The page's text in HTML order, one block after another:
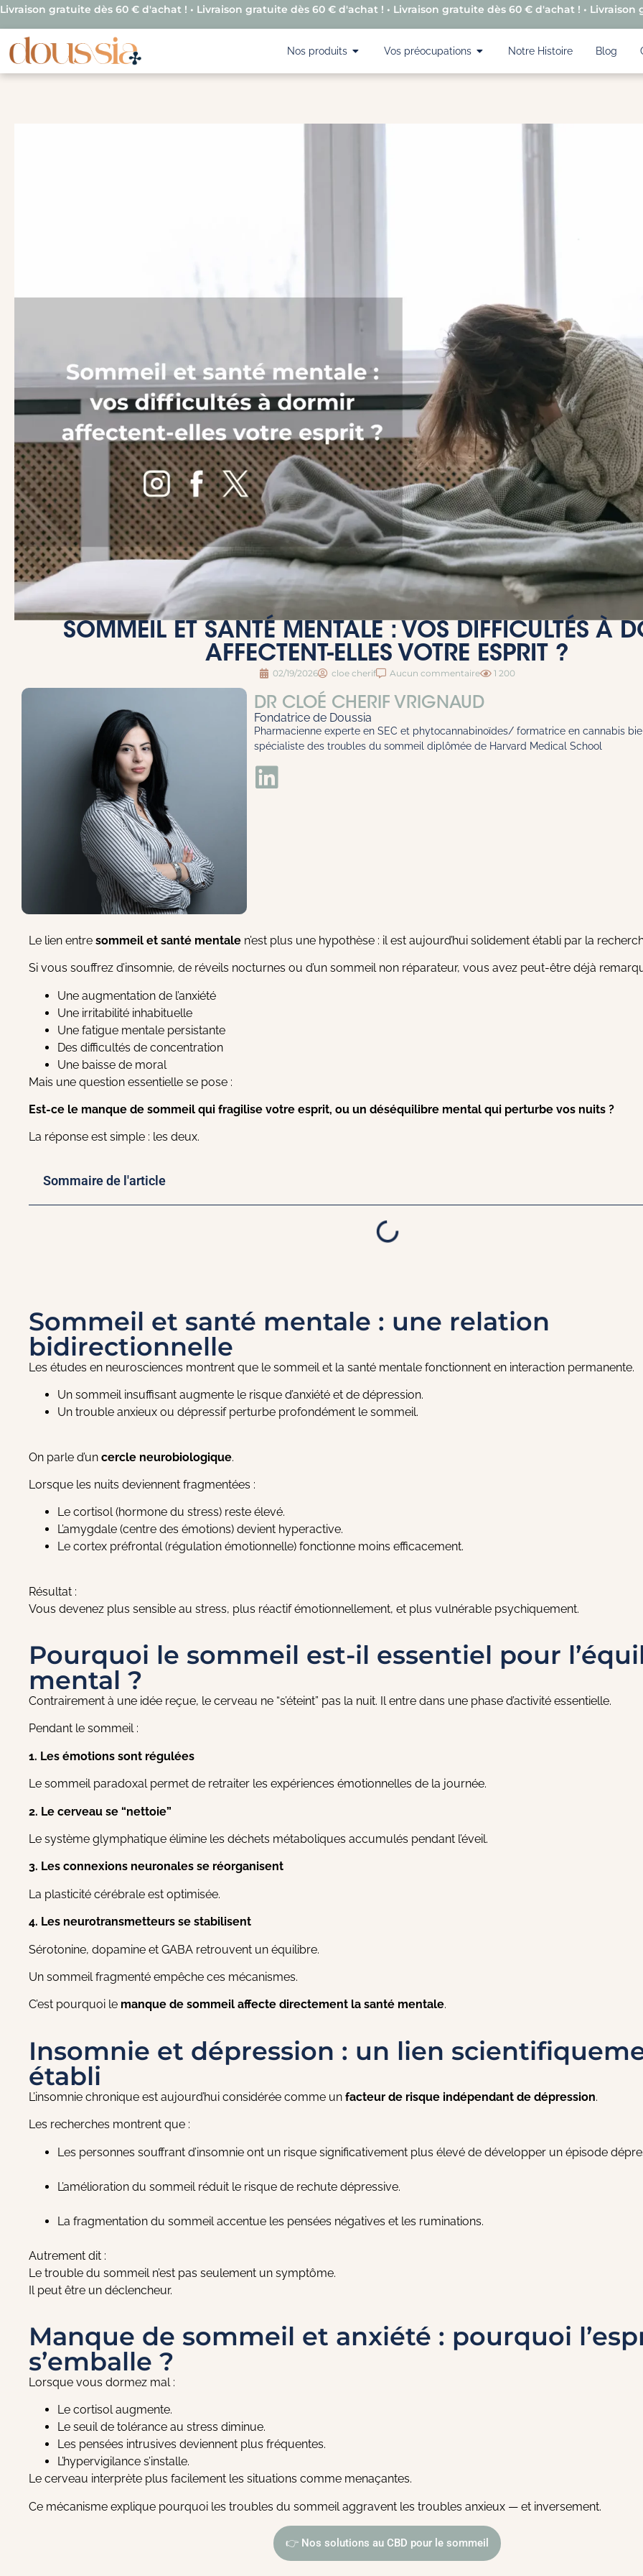
Livraison gratuite dès 60 € d'achat ! • Livraison gratuite dès 60 € d'achat ! • Livraison gratuite dès 60 € d'achat ! •
Nos produits Vos préocupations Notre Histoire Blog
SOMMEIL ET SANTÉ MENTALE : VOS DIFFICULTÉS À
AFFECTENT-ELLES VOTRE ESPRIT ?
02/19/2026 cloe cherif Aucun commentaire 1 200
DR CLOÉ CHERIF VRIGNAUD
Fondatrice de Doussia
Pharmacienne experte en SEC et phytocannabinoïdes/ formatrice en cannabis
spécialiste des troubles du sommeil diplômée de Harvard Medical School
Le lien entre sommeil et santé mentale n’est plus une hypothèse : il est aujourd’hui solidement établi par la
Si vous souffrez d’insomnie, de réveils nocturnes ou d’un sommeil non réparateur, vous avez peut-être déjà
Une augmentation de l’anxiété
Une irritabilité inhabituelle
Une fatigue mentale persistante
Des difficultés de concentration
Une baisse de moral
Mais une question essentielle se pose :
Est-ce le manque de sommeil qui fragilise votre esprit, ou un déséquilibre mental qui perturbe vos nuits ?
La réponse est simple : les deux.
Sommaire de l'article
Sommeil et santé mentale : une relation
bidirectionnelle
Les études en neurosciences montrent que le sommeil et la santé mentale fonctionnent en interaction permanente.
Un sommeil insuffisant augmente le risque d’anxiété et de dépression.
Un trouble anxieux ou dépressif perturbe profondément le sommeil.
On parle d’un cercle neurobiologique.
Lorsque les nuits deviennent fragmentées :
Le cortisol (hormone du stress) reste élevé.
L’amygdale (centre des émotions) devient hyperactive.
Le cortex préfrontal (régulation émotionnelle) fonctionne moins efficacement.
Résultat :
Vous devenez plus sensible au stress, plus réactif émotionnellement, et plus vulnérable psychiquement.
Pourquoi le sommeil est-il essentiel pour
mental ?
Contrairement à une idée reçue, le cerveau ne “s’éteint” pas la nuit. Il entre dans une phase d’activité essentielle.
Pendant le sommeil :
1. Les émotions sont régulées
Le sommeil paradoxal permet de retraiter les expériences émotionnelles de la journée.
2. Le cerveau se “nettoie”
Le système glymphatique élimine les déchets métaboliques accumulés pendant l’éveil.
3. Les connexions neuronales se réorganisent
La plasticité cérébrale est optimisée.
4. Les neurotransmetteurs se stabilisent
Sérotonine, dopamine et GABA retrouvent un équilibre.
Un sommeil fragmenté empêche ces mécanismes.
C’est pourquoi le manque de sommeil affecte directement la santé mentale.
Insomnie et dépression : un lien
établi
L’insomnie chronique est aujourd’hui considérée comme un facteur de risque indépendant de dépression.
Les recherches montrent que :
Les personnes souffrant d’insomnie ont un risque significativement plus élevé de développer un épisode
L’amélioration du sommeil réduit le risque de rechute dépressive.
La fragmentation du sommeil accentue les pensées négatives et les ruminations.
Autrement dit :
Le trouble du sommeil n’est pas seulement un symptôme.
Il peut être un déclencheur.
Manque de sommeil et anxiété : pourquoi
s’emballe ?
Lorsque vous dormez mal :
Le cortisol augmente.
Le seuil de tolérance au stress diminue.
Les pensées intrusives deviennent plus fréquentes.
L’hypervigilance s’installe.
Le cerveau interprète plus facilement les situations comme menaçantes.
Ce mécanisme explique pourquoi les troubles du sommeil aggravent les troubles anxieux — et inversement.
👉 Nos solutions au CBD pour le sommeil